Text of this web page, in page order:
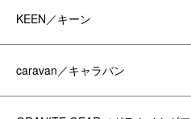
KEEN／キーン
caravan／キャラバン